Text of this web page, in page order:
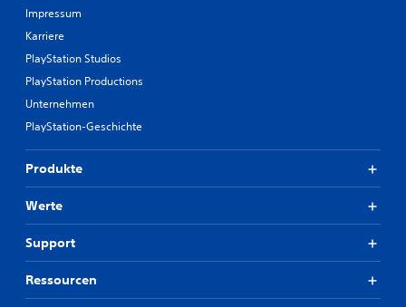
Impressum
Karriere
PlayStation Studios
PlayStation Productions
Unternehmen
PlayStation-Geschichte
Produkte
Werte
Support
Ressourcen